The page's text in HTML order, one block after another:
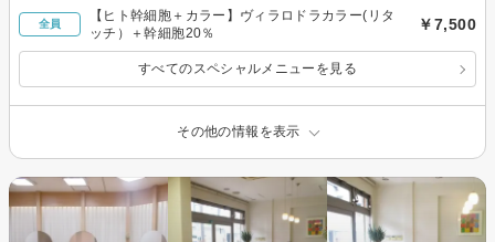
全員
【ヒト幹細胞＋カラー】ヴィラロドラカラー(リタ
ッチ）＋幹細胞20％
￥7,500
すべてのスペシャルメニューを見る
その他の情報を表示